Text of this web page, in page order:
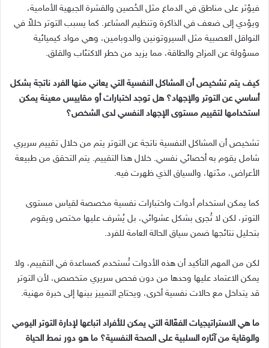
فيؤثر على مناطق في الدماغ مثل الحُصين والقشرة الجبهية الأمامية،
ويؤدي إلى ضعف في الذاكرة وتنظيم المشاعر. كما يسبب التوتر خللاً في
النواقل العصبية مثل السيروتونين والدوبامين، وهي مواد كيميائية
مسؤولة عن المزاج والطاقة، مما يزيد من خطر الاكتئاب والقلق.
كيف يتم تشخيص أن المشاكل النفسية التي يعاني منها الفرد ناتجة بشكل
أساسي عن التوتر والإجهاد؟ هل توجد اختبارات أو مقاييس معينة يمكن
استخدامها لتقييم مستوى الإجهاد النفسي لدى الشخص؟
تشخيص أن المشاكل النفسية ناتجة عن التوتر يتم من خلال تقييم سريري
شامل يقوم به أخصائي نفسي. خلال هذا التقييم. يتم التحقق من طبيعة
الأعراض، مدّتها، والسياق الذي ظهرت فيه.
كما يمكن استخدام أدوات واختبارات نفسية مخصصة لقياس مستوى
التوتر، لكن لا تُجرى بشكل عشوائي، بل يُشرف عليها مختص ويقوم
بتحليل نتائجها ضمن سياق الحالة العامة للفرد.
لكن من المهم التأكيد أن هذه الأدوات تُستخدم كمساعدة في التقييم، ولا
يمكن الاعتماد عليها وحدها من دون فحص سريري متخصص، لأن التوتر
قد يتداخل مع حالات نفسية أخرى، ويحتاج التمييز بينها إلى خبرة مهنية.
ما هي الاستراتيجيات الفعّالة التي يمكن للأفراد اتباعها لإدارة التوتر اليومي
والوقاية من آثاره السلبية على الصحة النفسية؟ ما هو دور نمط الحياة